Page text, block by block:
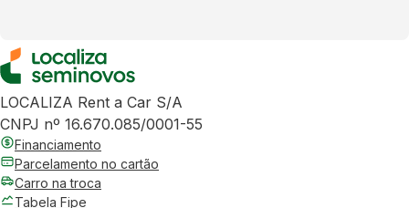
LOCALIZA Rent a Car S/A
CNPJ nº 16.670.085/0001-55
Financiamento
Parcelamento no cartão
Carro na troca
Tabela Fipe